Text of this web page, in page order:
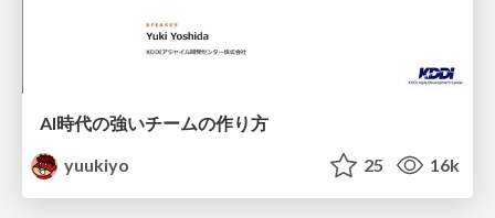
AI時代の強いチームの作り方
yuukiyo
25 16k